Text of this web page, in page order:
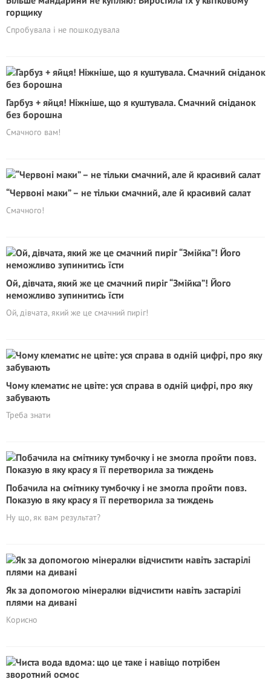
горщику
Спробувала і не пошкодувала
Гарбуз + яйця! Ніжніше, що я куштувала. Смачний сніданок
без борошна
Смачного вам!
“Червоні маки” – не тільки смачний, але й красивий салат
Смачного!
Ой, дівчата, який же це смачний пиріг “Змійка”! Його
неможливо зупинитись їсти
Ой, дівчата, який же це смачний пиріг!
Чому клематис не цвіте: уся справа в одній цифрі, про яку
забувають
Треба знати
Побачила на смітнику тумбочку і не змогла пройти повз.
Показую в яку красу я її перетворила за тиждень
Ну що, як вам результат?
Як за допомогою мінералки відчистити навіть застарілі
плями на дивані
Корисно